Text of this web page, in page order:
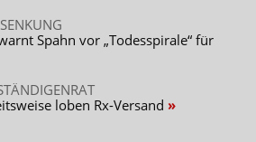
Spahn vor „Todesspirale“ für
loben Rx-Versand